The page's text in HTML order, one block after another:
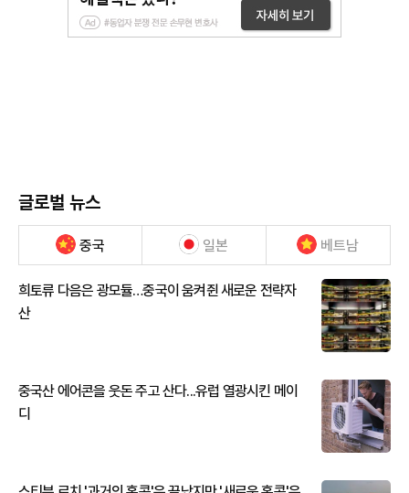
글로벌 뉴스
중국 일본 베트남
희토류 다음은 광모듈…중국이 움켜쥔 새로운 전략자
산
중국산 에어콘을 웃돈 주고 산다...유럽 열광시킨 메이
디